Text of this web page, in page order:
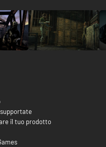
il tuo prodotto